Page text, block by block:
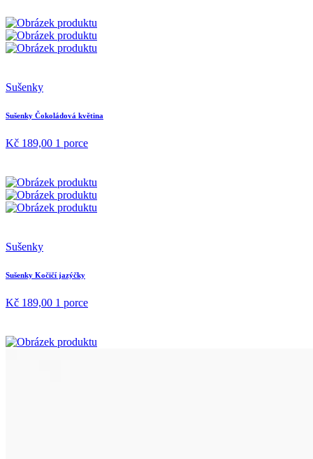
Sušenky
Sušenky Čokoládová květina
Kč 189,00 1 porce
Sušenky
Sušenky Kočičí jazýčky
Kč 189,00 1 porce